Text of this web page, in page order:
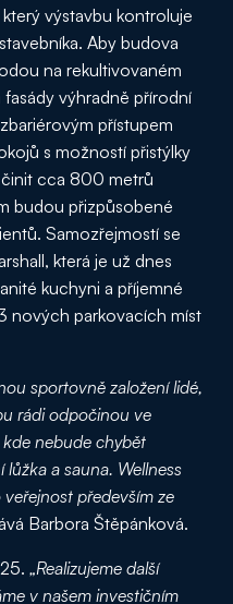
výstavbu kontroluje
Aby budova
na rekultivovaném
výhradně přírodní
přístupem
s možností přistýlky
cca 800 metrů
budou přizpůsobené
Samozřejmostí se
která je už dnes
kuchyni a příjemné
nových parkovacích míst
sportovně založení lidé,
rádi odpočinou ve
nebude chybět
a sauna. Wellness
především ze
Barbora Štěpánková.
„Realizujeme další
v našem investičním